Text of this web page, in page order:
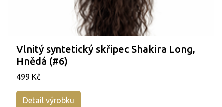
Vlnitý syntetický skřipec Shakira Long,
Hnědá (#6)
499 Kč
Detail výrobku